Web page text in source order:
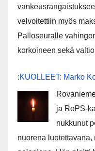
velvoitettiin myös
Palloseuralle
korkoineen sekä
:KUOLLEET: Marko
ja RoPS-
nukkunut
nuorena